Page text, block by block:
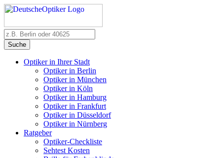
Suche
Optiker in Ihrer Stadt
Optiker in Berlin
Optiker in München
Optiker in Köln
Optiker in Hamburg
Optiker in Frankfurt
Optiker in Düsseldorf
Optiker in Nürnberg
Ratgeber
Optiker-Checkliste
Sehtest Kosten